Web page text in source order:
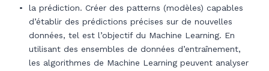
la prédiction. Créer des patterns (modèles) capables
d’établir des prédictions précises sur de nouvelles
données, tel est l’objectif du Machine Learning. En
utilisant des ensembles de données d’entraînement,
les algorithmes de Machine Learning peuvent analyser